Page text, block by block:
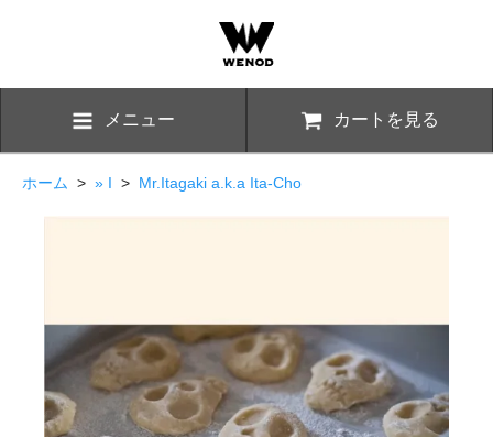
メニュー カートを見る
ホーム > » I > Mr.Itagaki a.k.a Ita-Cho